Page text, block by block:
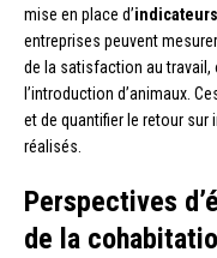
mise en place d’
entreprises peuvent
de la satisfaction au travail,
l’introduction d’animaux.
et de quantifier le retour
réalisés.
Perspectives
de la